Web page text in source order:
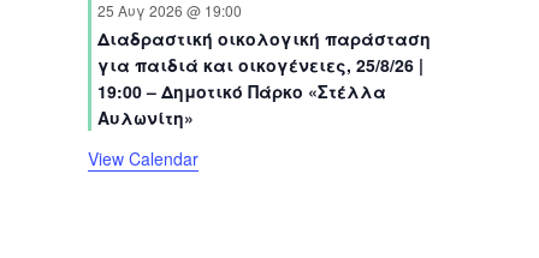
sssss
nn
t
s
n
t
s
n
t
s
n
t
s
n
t
s
n
t
s
25 Αυγ 2026 @ 19:00
Διαδραστική οικολογική παράσταση
για παιδιά και οικογένειες, 25/8/26 |
19:00 – Δημοτικό Πάρκο «Στέλλα
Αυλωνίτη»
View Calendar